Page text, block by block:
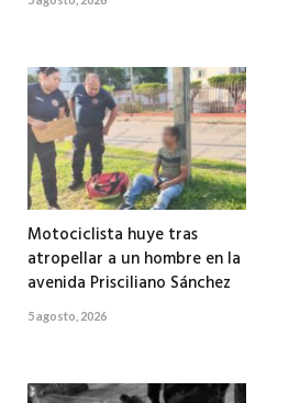
Motociclista huye tras
atropellar a un hombre en la
avenida Prisciliano Sánchez
5 agosto, 2026